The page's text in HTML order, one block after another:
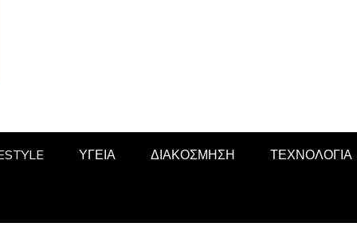
ΥΓΕΙΑ ΔΙΑΚΟΣΜΗΣΗ ΤΕΧΝΟΛΟΓΙΑ